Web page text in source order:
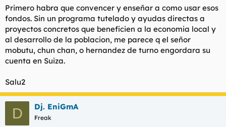
Primero habra que convencer y enseñar a como usar esos
fondos. Sin un programa tutelado y ayudas directas a
proyectos concretos que beneficien a la economia local y
al desarrollo de la poblacion, me parece q el señor
mobutu, chun chan, o hernandez de turno engordara su
cuenta en Suiza.
Salu2
D Dj. EniGmA
Freak